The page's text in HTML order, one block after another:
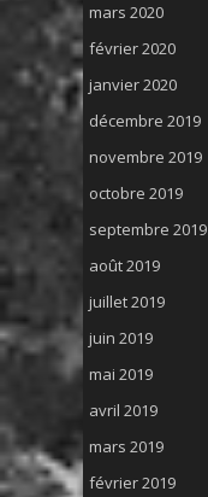
mars 2020
février 2020
janvier 2020
décembre 2019
novembre 2019
octobre 2019
septembre 2019
août 2019
juillet 2019
juin 2019
mai 2019
avril 2019
mars 2019
février 2019